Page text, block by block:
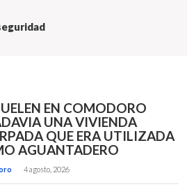
EN COMODORO
UNA VIVIENDA
QUE ERA UTILIZADA
AGUANTADERO
4 agosto, 2026